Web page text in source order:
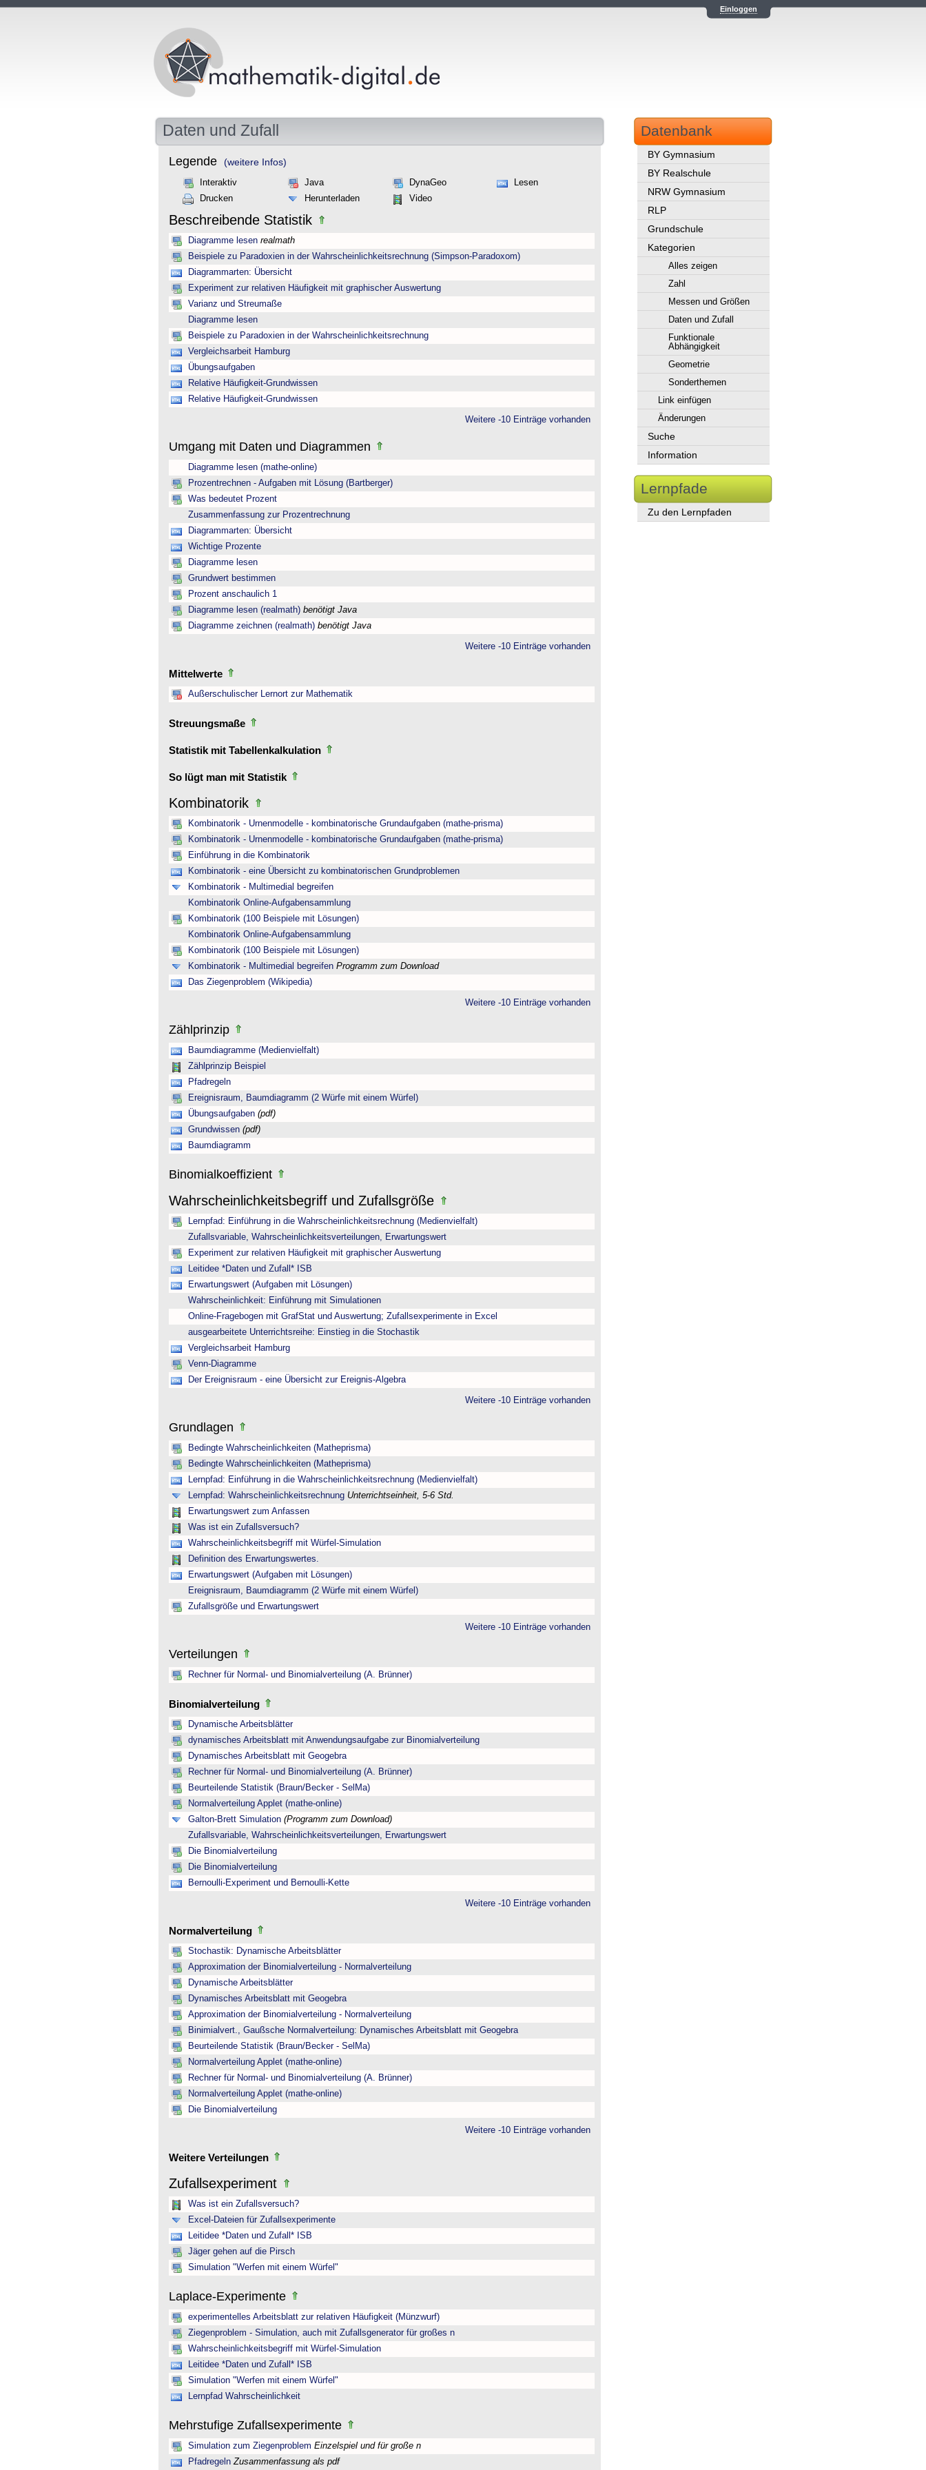
Einloggen
Daten und Zufall
Legende (weitere Infos)
Interaktiv Java DynaGeo
Lesen
Drucken
Herunterladen Video
Beschreibende Statistik
Diagramme lesen realmath
Beispiele zu Paradoxien in der Wahrscheinlichkeitsrechnung (Simpson-Paradoxom)
Diagrammarten: Übersicht
Experiment zur relativen Häufigkeit mit graphischer Auswertung
Varianz und Streumaße
Diagramme lesen
Beispiele zu Paradoxien in der Wahrscheinlichkeitsrechnung
Vergleichsarbeit Hamburg
Übungsaufgaben
Relative Häufigkeit-Grundwissen
Relative Häufigkeit-Grundwissen
Weitere -10 Einträge vorhanden
Umgang mit Daten und Diagrammen
Diagramme lesen (mathe-online)
Prozentrechnen - Aufgaben mit Lösung (Bartberger)
Was bedeutet Prozent
Zusammenfassung zur Prozentrechnung
Diagrammarten: Übersicht
Wichtige Prozente
Diagramme lesen
Grundwert bestimmen
Prozent anschaulich 1
Diagramme lesen (realmath) benötigt Java
Diagramme zeichnen (realmath) benötigt Java
Weitere -10 Einträge vorhanden
Mittelwerte
Außerschulischer Lernort zur Mathematik
Streuungsmaße
Statistik mit Tabellenkalkulation
So lügt man mit Statistik
Kombinatorik
Kombinatorik - Urnenmodelle - kombinatorische Grundaufgaben (mathe-prisma)
Kombinatorik - Urnenmodelle - kombinatorische Grundaufgaben (mathe-prisma)
Einführung in die Kombinatorik
Kombinatorik - eine Übersicht zu kombinatorischen Grundproblemen
Kombinatorik - Multimedial begreifen
Kombinatorik Online-Aufgabensammlung
Kombinatorik (100 Beispiele mit Lösungen)
Kombinatorik Online-Aufgabensammlung
Kombinatorik (100 Beispiele mit Lösungen)
Kombinatorik - Multimedial begreifen Programm zum Download
Das Ziegenproblem (Wikipedia)
Weitere -10 Einträge vorhanden
Zählprinzip
Baumdiagramme (Medienvielfalt)
Zählprinzip Beispiel
Pfadregeln
Ereignisraum, Baumdiagramm (2 Würfe mit einem Würfel)
Übungsaufgaben (pdf)
Grundwissen (pdf)
Baumdiagramm
Binomialkoeffizient
Wahrscheinlichkeitsbegriff und Zufallsgröße
Lernpfad: Einführung in die Wahrscheinlichkeitsrechnung (Medienvielfalt)
Zufallsvariable, Wahrscheinlichkeitsverteilungen, Erwartungswert
Experiment zur relativen Häufigkeit mit graphischer Auswertung
Leitidee *Daten und Zufall* ISB
Erwartungswert (Aufgaben mit Lösungen)
Wahrscheinlichkeit: Einführung mit Simulationen
Online-Fragebogen mit GrafStat und Auswertung; Zufallsexperimente in Excel
ausgearbeitete Unterrichtsreihe: Einstieg in die Stochastik
Vergleichsarbeit Hamburg
Venn-Diagramme
Der Ereignisraum - eine Übersicht zur Ereignis-Algebra
Weitere -10 Einträge vorhanden
Grundlagen
Bedingte Wahrscheinlichkeiten (Matheprisma)
Bedingte Wahrscheinlichkeiten (Matheprisma)
Lernpfad: Einführung in die Wahrscheinlichkeitsrechnung (Medienvielfalt)
Lernpfad: Wahrscheinlichkeitsrechnung Unterrichtseinheit, 5-6 Std.
Erwartungswert zum Anfassen
Was ist ein Zufallsversuch?
Wahrscheinlichkeitsbegriff mit Würfel-Simulation
Definition des Erwartungswertes.
Erwartungswert (Aufgaben mit Lösungen)
Ereignisraum, Baumdiagramm (2 Würfe mit einem Würfel)
Zufallsgröße und Erwartungswert
Weitere -10 Einträge vorhanden
Verteilungen
Rechner für Normal- und Binomialverteilung (A. Brünner)
Binomialverteilung
Dynamische Arbeitsblätter
dynamisches Arbeitsblatt mit Anwendungsaufgabe zur Binomialverteilung
Dynamisches Arbeitsblatt mit Geogebra
Rechner für Normal- und Binomialverteilung (A. Brünner)
Beurteilende Statistik (Braun/Becker - SelMa)
Normalverteilung Applet (mathe-online)
Galton-Brett Simulation (Programm zum Download)
Zufallsvariable, Wahrscheinlichkeitsverteilungen, Erwartungswert
Die Binomialverteilung
Die Binomialverteilung
Bernoulli-Experiment und Bernoulli-Kette
Weitere -10 Einträge vorhanden
Normalverteilung
Stochastik: Dynamische Arbeitsblätter
Approximation der Binomialverteilung - Normalverteilung
Dynamische Arbeitsblätter
Dynamisches Arbeitsblatt mit Geogebra
Approximation der Binomialverteilung - Normalverteilung
Binimialvert., Gaußsche Normalverteilung: Dynamisches Arbeitsblatt mit Geogebra
Beurteilende Statistik (Braun/Becker - SelMa)
Normalverteilung Applet (mathe-online)
Rechner für Normal- und Binomialverteilung (A. Brünner)
Normalverteilung Applet (mathe-online)
Die Binomialverteilung
Weitere -10 Einträge vorhanden
Weitere Verteilungen
Zufallsexperiment
Was ist ein Zufallsversuch?
Excel-Dateien für Zufallsexperimente
Leitidee *Daten und Zufall* ISB
Jäger gehen auf die Pirsch
Simulation "Werfen mit einem Würfel"
Laplace-Experimente
experimentelles Arbeitsblatt zur relativen Häufigkeit (Münzwurf)
Ziegenproblem - Simulation, auch mit Zufallsgenerator für großes n
Wahrscheinlichkeitsbegriff mit Würfel-Simulation
Leitidee *Daten und Zufall* ISB
Simulation "Werfen mit einem Würfel"
Lernpfad Wahrscheinlichkeit
Mehrstufige Zufallsexperimente
Simulation zum Ziegenproblem Einzelspiel und für große n
Pfadregeln Zusammenfassung als pdf
Datenbank
BY Gymnasium
BY Realschule
NRW Gymnasium
RLP
Grundschule
Kategorien
Alles zeigen
Zahl
Messen und Größen
Daten und Zufall
Funktionale
Abhängigkeit
Geometrie
Sonderthemen
Link einfügen
Änderungen
Suche
Information
Lernpfade
Zu den Lernpfaden